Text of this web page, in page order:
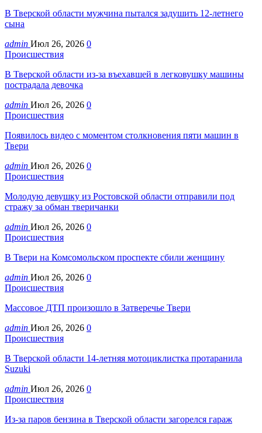
В Тверской области мужчина пытался задушить 12-летнего
сына
admin Июл 26, 2026 0
Происшествия
В Тверской области из-за въехавшей в легковушку машины
пострадала девочка
admin Июл 26, 2026 0
Происшествия
Появилось видео с моментом столкновения пяти машин в
Твери
admin Июл 26, 2026 0
Происшествия
Молодую девушку из Ростовской области отправили под
стражу за обман тверичанки
admin Июл 26, 2026 0
Происшествия
В Твери на Комсомольском проспекте сбили женщину
admin Июл 26, 2026 0
Происшествия
Массовое ДТП произошло в Затверечье Твери
admin Июл 26, 2026 0
Происшествия
В Тверской области 14-летняя мотоциклистка протаранила
Suzuki
admin Июл 26, 2026 0
Происшествия
Из-за паров бензина в Тверской области загорелся гараж